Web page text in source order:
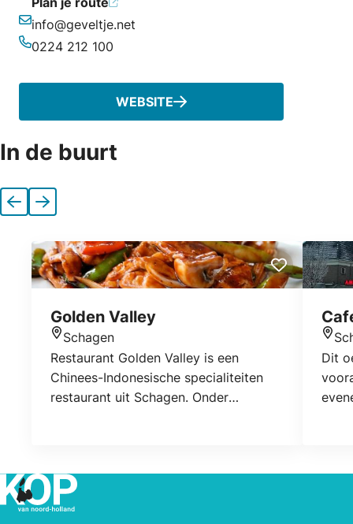
E-mailadres
info@geveltje.net
0224 212 100
WEBSITE
In de buurt
VorigeVolgende
Golden Valley
Locatie
Schagen
Restaurant Golden Valley is een
Chinees-Indonesische specialiteiten
restaurant uit Schagen. Onder
gastvrijheid. Lekker samen zitten met
de familie voor een heerlijke maaltijd
of even snel afhalen om dan warm
Dit